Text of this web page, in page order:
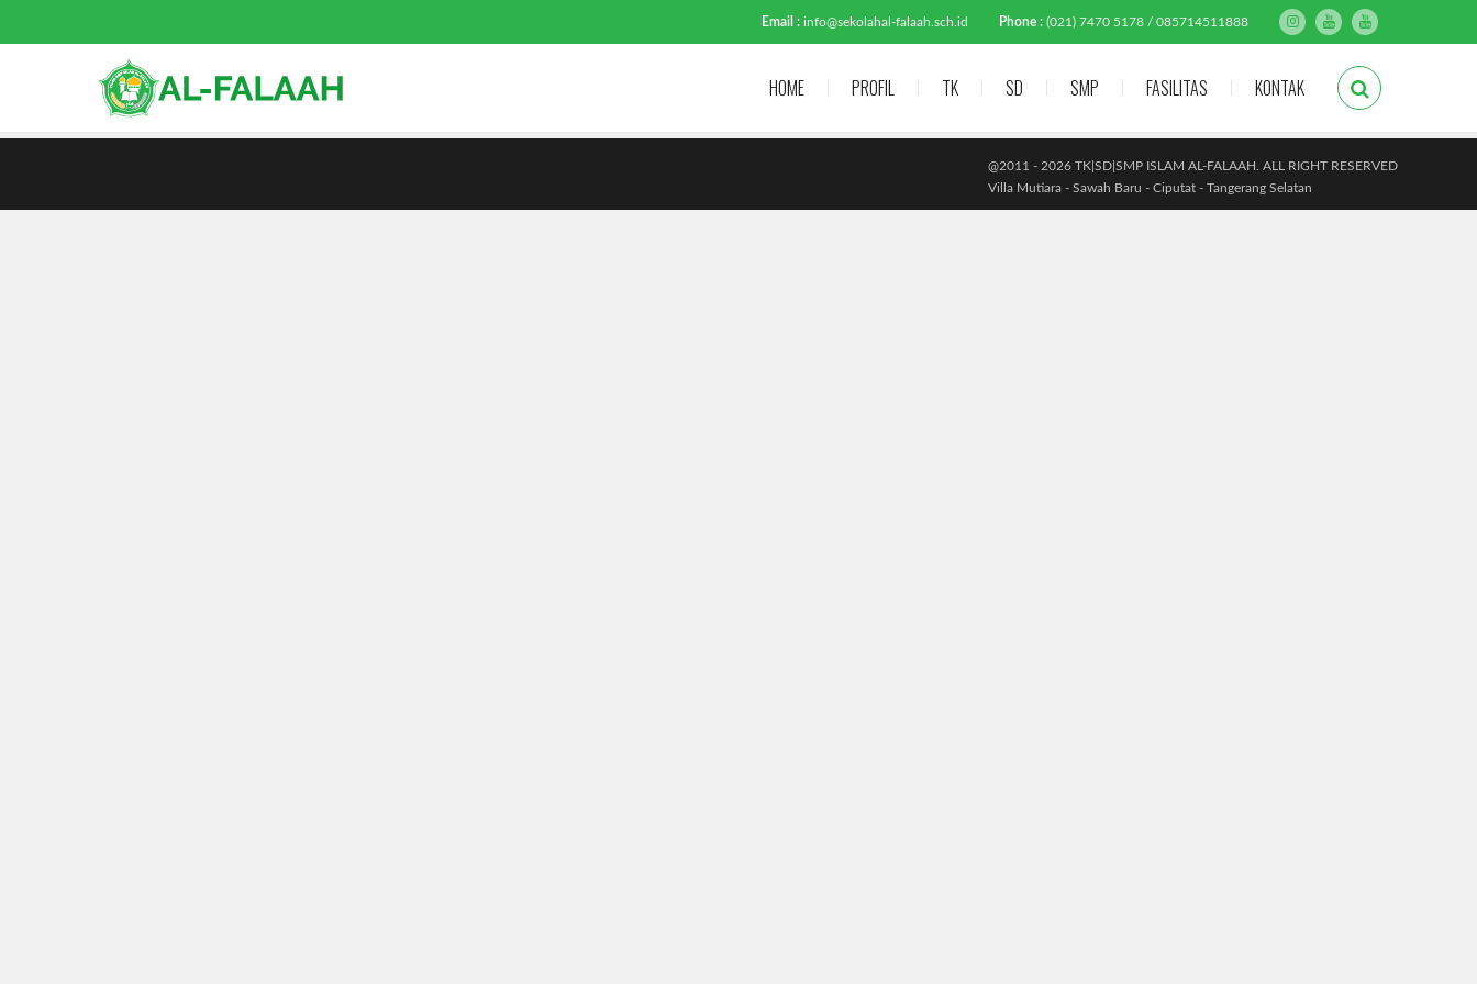
Email : info@sekolahal-falaah.sch.id Phone : (021) 7470 5178 / 085714511888
HOME PROFIL TK SD SMP FASILITAS KONTAK
@2011 - 2026 TK|SD|SMP ISLAM AL-FALAAH. ALL RIGHT RESERVED
Villa Mutiara - Sawah Baru - Ciputat - Tangerang Selatan